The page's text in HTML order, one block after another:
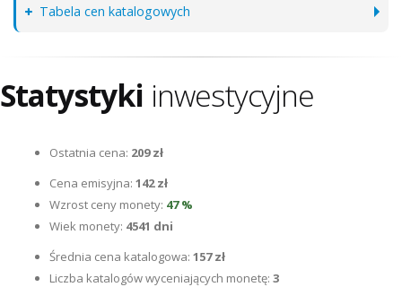
Tabela cen katalogowych
Statystyki inwestycyjne
Ostatnia cena: 209 zł
Cena emisyjna: 142 zł
Wzrost ceny monety: 47 %
Wiek monety: 4541 dni
Średnia cena katalogowa: 157 zł
Liczba katalogów wyceniających monetę: 3